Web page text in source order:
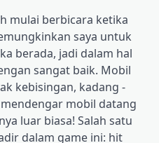
mulai berbicara ketika
saya untuk
berada, jadi dalam hal
sangat baik. Mobil
kebisingan, kadang -
mobil datang
luar biasa! Salah satu
dalam game ini: hit